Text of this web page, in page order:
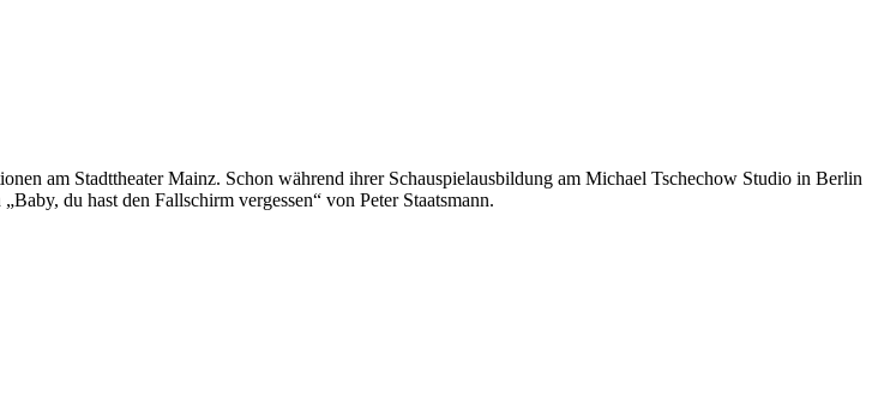
am Stadttheater Mainz. Schon während ihrer Schauspielausbildung am Michael Tschechow Studio in Berlin
du hast den Fallschirm vergessen“ von Peter Staatsmann.